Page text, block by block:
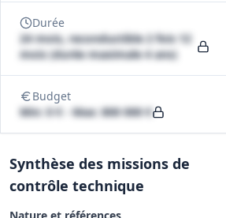
Durée
24 mois, reconductible 2 fois 12
mois (durée maximale 4 ans)
Budget
Min: 0 € - Max: 800 000 €
Synthèse des missions de
contrôle technique